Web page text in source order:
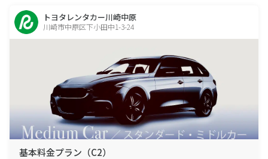
トヨタレンタカー川崎中原
川崎市中原区下小田中1-3-24
基本料金プラン（C2）